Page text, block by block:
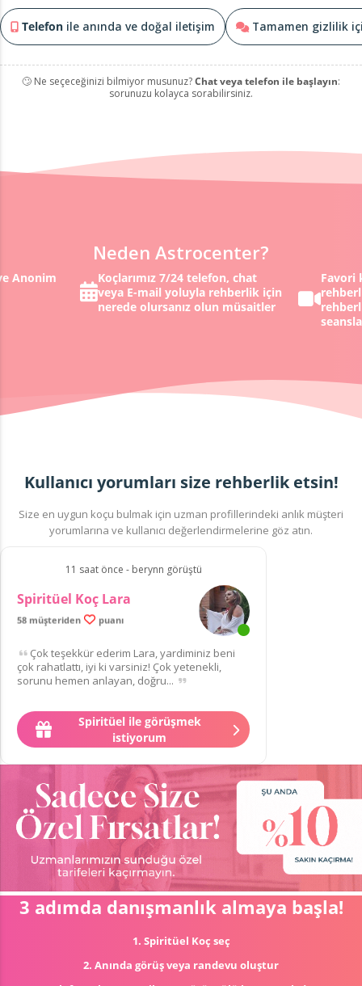
Telefon ile anında ve doğal iletişim Tamamen gizlilik
🙄 Ne seçeceğinizi bilmiyor musunuz?Chat veya telefon ile başlayın:
sorunuzu kolayca sorabilirsiniz.
Neden Astrocenter?
Anonim
Koçlarımız 7/24 telefon, chat
veya E-mail yoluyla rehberlik için
nerede olursanız olun müsaitler
Favori
Kullanıcı yorumları size rehberlik etsin!
Size en uygun koçu bulmak için uzman profillerindeki anlık müşteri
yorumlarına ve kullanıcı değerlendirmelerine göz atın.
11 saat önce - berynn görüştü
Spiritüel Koç Lara
58 müşteriden puanı
Çok teşekkür ederim Lara, yardiminiz beni
çok rahatlattı, iyi ki varsiniz! Çok yetenekli,
sorunu hemen anlayan, doğru...
Spiritüel ile görüşmek
istiyorum
3 adımda danışmanlık almaya başla!
1. Spiritüel Koç seç
2. Anında görüş veya randevu oluştur